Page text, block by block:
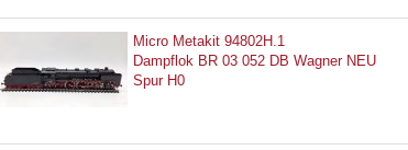
Micro Metakit 94802H.1
Dampflok BR 03 052 DB Wagner NEU
Spur H0